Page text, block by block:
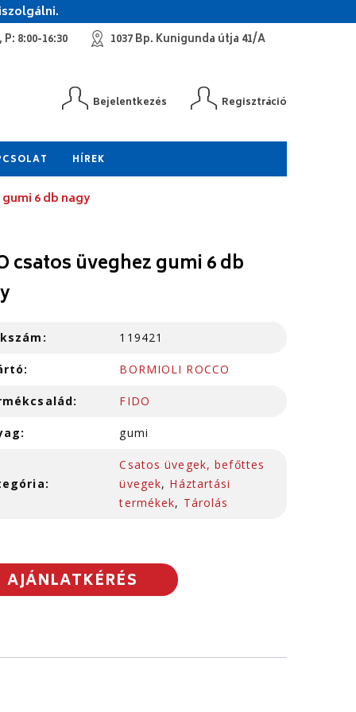
8:00-16:30 1037 Bp. Kunigunda útja 41/A
Bejelentkezés Regisztráció
HÍREK
6 db nagy
csatos üveghez gumi 6 db
119421
BORMIOLI ROCCO
FIDO
gumi
Csatos üvegek, befőttes
üvegek, Háztartási
termékek, Tárolás
AJÁNLATKÉRÉS